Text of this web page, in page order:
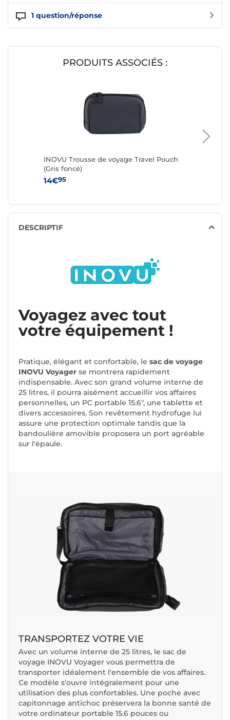
1 question/réponse
PRODUITS ASSOCIÉS :
INOVU Trousse de voyage Travel Pouch
(Gris foncé)
14€95
DESCRIPTIF
Voyagez avec tout
votre équipement !
Pratique, élégant et confortable, le sac de voyage
INOVU Voyager se montrera rapidement
indispensable. Avec son grand volume interne de
25 litres, il pourra aisément accueillir vos affaires
personnelles, un PC portable 15.6", une tablette et
divers accessoires. Son revêtement hydrofuge lui
assure une protection optimale tandis que la
bandoulière amovible proposera un port agréable
sur l'épaule.
TRANSPORTEZ VOTRE VIE
Avec un volume interne de 25 litres, le sac de
voyage INOVU Voyager vous permettra de
transporter idéalement l'ensemble de vos affaires.
Ce modèle s'ouvre intégralement pour une
utilisation des plus confortables. Une poche avec
capitonnage antichoc préservera la bonne santé de
votre ordinateur portable 15.6 pouces ou